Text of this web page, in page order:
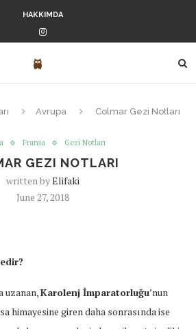
HAKKIMDA
Avrupa Colmar Gezi Notları
Fransa Gezi Notları
GEZI NOTLARI
written byElifaki
June 27, 2018
uzanan,Karolenj İmparatorluğu’nun
himayesine giren daha sonrasında ise